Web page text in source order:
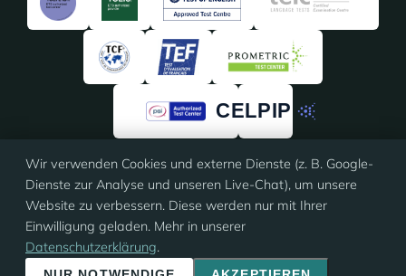
★★★★★★★★★★
4,91/5 · 135 Bewertungen
auf
ProvenExpert
© 2026 Eloquia · ISO 9001 zertifiziert
Impressum·AGB·Datenschutz Cookie-Einstellungen
Wir verwenden Cookies und externe Dienste (z. B. Google-
Dienste zur Analyse und unseren Live-Chat), um unsere
Website zu verbessern. Diese werden nur mit Ihrer
Einwilligung geladen. Mehr in unserer
Datenschutzerklärung.